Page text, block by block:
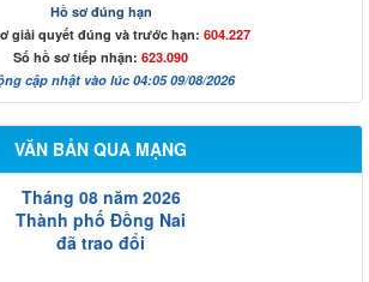
Hồ sơ đúng hạn
giải quyết đúng và trước hạn: 604.227
Số hồ sơ tiếp nhận: 623.090
cập nhật vào lúc 04:05 09/08/2026
VĂN BẢN QUA MẠNG
Tháng 08 năm 2026
Thành phố Đồng Nai
đã trao đổi